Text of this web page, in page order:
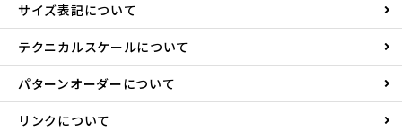
サイズ表記について
テクニカルスケールについて
パターンオーダーについて
リンクについて